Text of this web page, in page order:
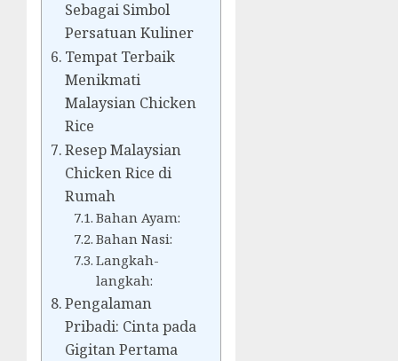
Sebagai Simbol
Persatuan Kuliner
Tempat Terbaik
Menikmati
Malaysian Chicken
Rice
Resep Malaysian
Chicken Rice di
Rumah
Bahan Ayam:
Bahan Nasi:
Langkah-
langkah:
Pengalaman
Pribadi: Cinta pada
Gigitan Pertama